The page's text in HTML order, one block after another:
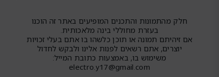
חלק מהתמונות והתכנים המופיעים באתר זה הוכנו
בעזרת מחוללי בינה מלאכותית.
אם זיהיתם תמונה או תוכן כלשהו בו אתם בעלי זכויות
יוצרים, אתם רשאים לפנות אלינו ולבקש לחדול
משימוש בו, באמצעות כתובת המייל:
electro.y17@gmail.com